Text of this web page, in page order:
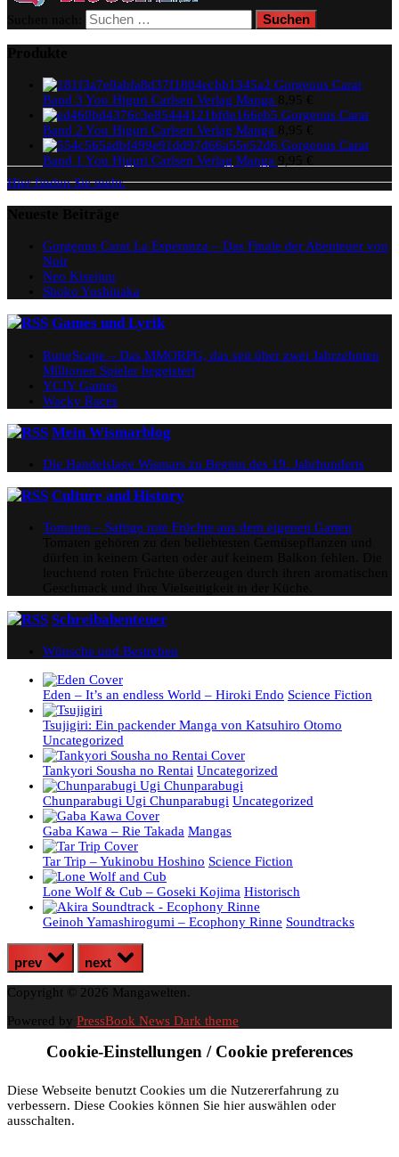
Gorgeous Carat
Band 3 You Higuri Carlsen Verlag Manga
Gorgeous Carat
Band 2 You Higuri Carlsen Verlag Manga
Gorgeous Carat
Band 1 You Higuri Carlsen Verlag Manga
Hier finden Sie mehr.
Gorgeous Carat La Esperanza – Das Finale der Abenteuer von
Noir
Neo Kiseijuu
Shoko Yoshinaka
Games und Lyrik
RuneScape – Das MMORPG, das seit über zwei Jahrzehnten
Millionen Spieler begeistert
YCJY Games
Wacky Races
Mein Wismarblog
Die Handelslage Wismars zu Beginn des 19. Jahrhunderts
Culture and History
Tomaten – Saftige rote Früchte aus dem eigenen Garten
Schreibabenteuer
Wünsche und Bestreben
Eden – It’s an endless World – Hiroki Endo Science Fiction
Tsujigiri: Ein packender Manga von Katsuhiro Otomo
Uncategorized
Tankyori Sousha no Rentai Uncategorized
Chunparabugi Ugi Chunparabugi Uncategorized
Gaba Kawa – Rie Takada Mangas
Tar Trip – Yukinobu Hoshino Science Fiction
Lone Wolf & Cub – Goseki Kojima Historisch
Geinoh Yamashirogumi – Ecophony Rinne Soundtracks
prev next
Copyright © 2026 Mangawelten.
Powered by PressBook News Dark theme
Cookie-Einstellungen / Cookie preferences
Diese Webseite benutzt Cookies um die Nutzererfahrung zu
verbessern. Diese Cookies können Sie hier auswählen oder
ausschalten.